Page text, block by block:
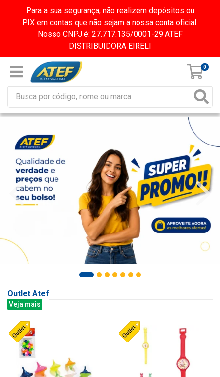
Para a sua segurança, não realizem depósitos ou
PIX em contas que não sejam a nossa conta oficial.
Nosso CNPJ é: 27.717.135/0001-29 ATEF
DISTRIBUIDORA EIRELI
0
Outlet Atef
Veja mais